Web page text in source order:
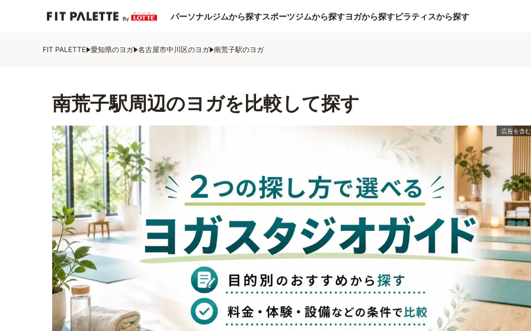
パーソナルジムから探すスポーツジムから探すヨガから探すピラティスから探す
FIT PALETTE 愛知県のヨガ 名古屋市中川区のヨガ 南荒子駅のヨガ
南荒子駅周辺のヨガを比較して探す